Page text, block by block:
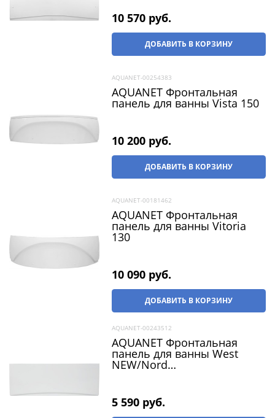
10 570 руб.
ДОБАВИТЬ В КОРЗИНУ
AQUANET-00254383
AQUANET Фронтальная
панель для ванны Vista 150
10 200 руб.
ДОБАВИТЬ В КОРЗИНУ
AQUANET-00181462
AQUANET Фронтальная
панель для ванны Vitoria
130
10 090 руб.
ДОБАВИТЬ В КОРЗИНУ
AQUANET-00243512
AQUANET Фронтальная
панель для ванны West
NEW/Nord
5 590 руб.